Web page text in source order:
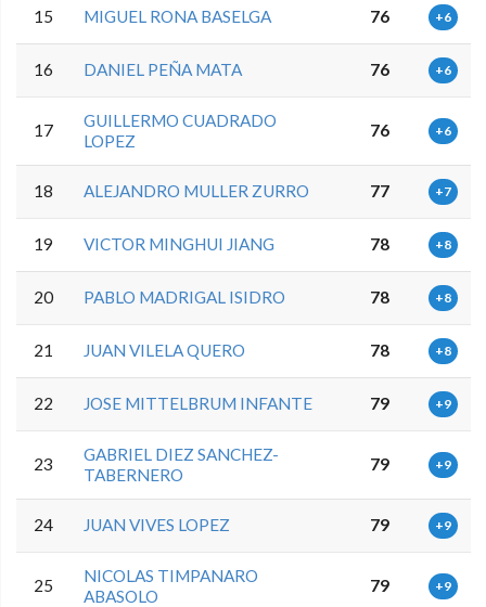
15 MIGUEL RONA BASELGA 76 +6
16 DANIEL PEÑA MATA 76 +6
17
GUILLERMO CUADRADO
LOPEZ
76 +6
18 ALEJANDRO MULLER ZURRO 77 +7
19 VICTOR MINGHUI JIANG 78 +8
20 PABLO MADRIGAL ISIDRO 78 +8
21 JUAN VILELA QUERO 78 +8
22 JOSE MITTELBRUM INFANTE 79 +9
23
GABRIEL DIEZ SANCHEZ-
TABERNERO
79 +9
24 JUAN VIVES LOPEZ 79 +9
25
NICOLAS TIMPANARO
ABASOLO
79 +9